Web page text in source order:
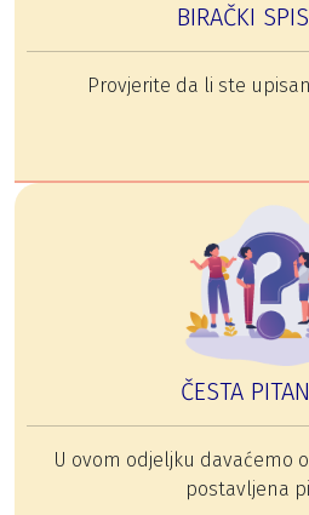
BIRAČKI
Provjerite da li ste
ČESTA
U ovom odjeljku davaćemo
postavljena